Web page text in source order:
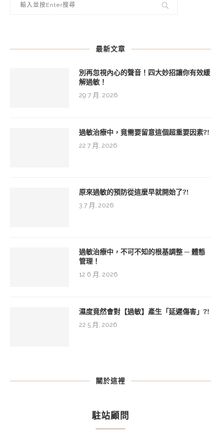
最新文章
別再忽視內心的聲音！四大妙招讓你有效緩
解過敏！
29 7 月, 2026
過敏治療中，竟需要留意這個超重要因素?!
22 7 月, 2026
原來過敏的預防從這麼早就開始了?!
3 7 月, 2026
過敏治療中，不可不知的根基調整 ─ 體態
管理！
12 6 月, 2026
濕度竟然會對【過敏】產生「延遲傷害」?!
22 5 月, 2026
關於這裡
駐站顧問